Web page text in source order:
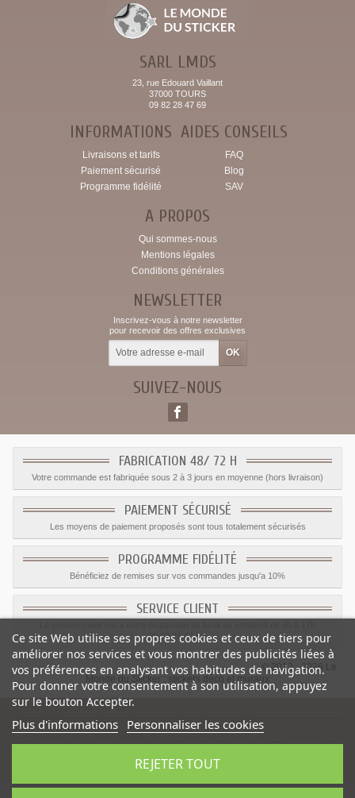
SARL LMDS
23, rue Edouard Vaillant
37000 TOURS
09 82 28 47 69
INFORMATIONS
Livraisons et tarifs
Paiement sécurisé
Programme fidélité
AIDES CONSEILS
FAQ
Blog
SAV
A PROPOS
Qui sommes-nous
Mentions légales
Conditions générales
NEWSLETTER
Inscrivez-vous à notre newsletter
pour recevoir des offres exclusives
SUIVEZ-NOUS
FABRICATION 48/ 72 H
Votre commande est fabriquée sous 2 à 3 jours en moyenne (hors livraison)
PAIEMENT SÉCURISÉ
Les moyens de paiement proposés sont tous totalement sécurisés
PROGRAMME FIDÉLITÉ
Bénéficiez de remises sur vos commandes jusqu'a 10%
SERVICE CLIENT
09.82.28.47.69.
© 2012 - 2026 Le
Monde du Sticker :
stickers déco et muraux
Sticker enfant Chevalier vert-Catégorie:Chevalier & Dragons-Prix
:1.59€
Ce site Web utilise ses propres cookies et ceux de tiers pour
améliorer nos services et vous montrer des publicités liées à
vos préférences en analysant vos habitudes de navigation.
Pour donner votre consentement à son utilisation, appuyez
sur le bouton Accepter.
Plus d'informations Personnaliser les cookies
REJETER TOUT